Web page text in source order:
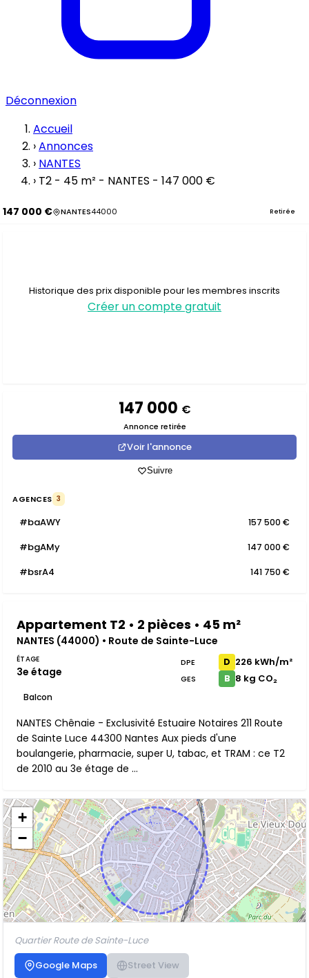
Déconnexion
Accueil
›Annonces
› NANTES
› T2 - 45 m² - NANTES - 147 000 €
147 000 € NANTES44000 Retirée
Historique des prix disponible pour les membres inscrits
Créer un compte gratuit
147 000 €
Annonce retirée
Voir l'annonce
Suivre
AGENCES 3
#baAWY 157 500 €
#bgAMy 147 000 €
#bsrA4 141 750 €
Appartement T2 • 2 pièces • 45 m²
NANTES (44000) • Route de Sainte-Luce
ÉTAGE
3e étage
Balcon
DPE D 226 kWh/m²
GES B 8 kg CO₂
NANTES Chênaie - Exclusivité Estuaire Notaires 211 Route
de Sainte Luce 44300 Nantes Aux pieds d'une
boulangerie, pharmacie, super U, tabac, et TRAM : ce T2
de 2010 au 3e étage de ...
+
−
Quartier Route de Sainte-Luce
Google Maps
Street View